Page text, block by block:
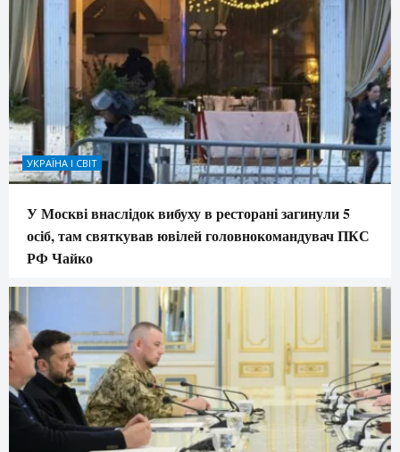
УКРАЇНА І СВІТ
У Москві внаслідок вибуху в ресторані загинули 5
осіб, там святкував ювілей головнокомандувач ПКС
РФ Чайко